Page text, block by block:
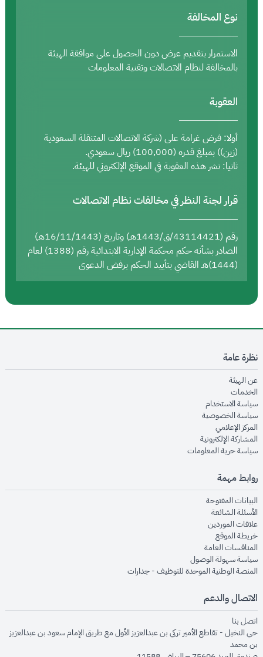
نوع المخالفة
الاستمرار بتقديم عرض دون الحصول على موافقة الهيئة
بالمخالفة لنظام الاتصالات وتقنية المعلومات
العقوبة
أولا: فرض غرامة على (شركة الاتصالات المتنقلة السعودية
(زين)) بمبلغ قدره (100,000) ريال سعودي.
ثانيا: نشر هذه العقوبة في الموقع الإلكتروني للهيئة.
قرار لجنة النظر في مخالفات نظام الاتصالات
رقم (43114421/ق/1443هـ) وتاريخ (16/11/1443هـ)
الصادر بشأنه حكم محكمة الإدارية الابتدائية رقم (1388) لعام
(1444)هـ القاضي بتأييد الحكم برفض الدعوى
نظرة عامة
عن الهيئةopens in new window
الخدماتopens in new window
سياسة الاستخدام
سياسة الخصوصيةopens in new window
المركز الإعلاميopens in new window
المشاركة الإلكترونيةopens in new window
سياسة حرية المعلوماتopens in new window
روابط مهمة
البيانات المفتوحةopens in new window
الأسئلة الشائعةopens in new window
علاقات الموردينopens in new window
خريطة الموقعopens in new window
المنافسات العامةopens in new window
سياسة سهولة الوصولopens in new window
المنصة الوطنية الموحدة للتوظيف - جداراتopens in new window
الاتصال والدعم
اتصل بنا
حي النخيل - تقاطع الأمير تركي بن عبدالعزيز الأول مع طريق الإمام سعود بن عبدالعزيز
بن محمد